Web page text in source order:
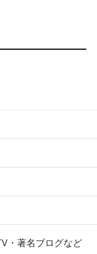
・著名ブログなど